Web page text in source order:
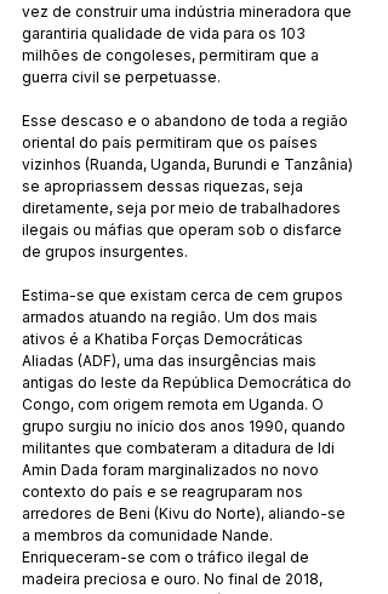
vez de construir uma indústria mineradora que
garantiria qualidade de vida para os 103
milhões de congoleses, permitiram que a
guerra civil se perpetuasse.
Esse descaso e o abandono de toda a região
oriental do país permitiram que os países
vizinhos (Ruanda, Uganda, Burundi e Tanzânia)
se apropriassem dessas riquezas, seja
diretamente, seja por meio de trabalhadores
ilegais ou máfias que operam sob o disfarce
de grupos insurgentes.
Estima-se que existam cerca de cem grupos
armados atuando na região. Um dos mais
ativos é a Khatiba Forças Democráticas
Aliadas (ADF), uma das insurgências mais
antigas do leste da República Democrática do
Congo, com origem remota em Uganda. O
grupo surgiu no início dos anos 1990, quando
militantes que combateram a ditadura de Idi
Amin Dada foram marginalizados no novo
contexto do país e se reagruparam nos
arredores de Beni (Kivu do Norte), aliando-se
a membros da comunidade Nande.
Enriqueceram-se com o tráfico ilegal de
madeira preciosa e ouro. No final de 2018,